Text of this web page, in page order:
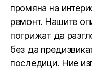
промяна на
ремонт. Нашите
погрижат да
без да
последици. Ние